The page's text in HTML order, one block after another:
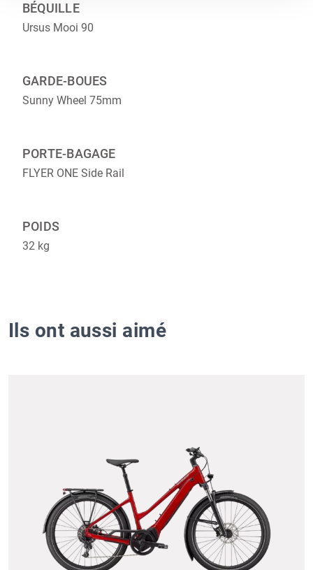
BÉQUILLE
Ursus Mooi 90
GARDE-BOUES
Sunny Wheel 75mm
PORTE-BAGAGE
FLYER ONE Side Rail
POIDS
32 kg
Ils ont aussi aimé